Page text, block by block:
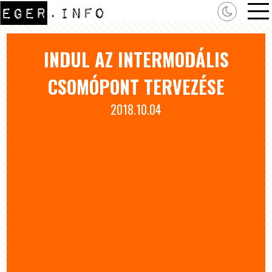
INDUL AZ INTERMODÁLIS
CSOMÓPONT TERVEZÉSE
2018.10.04